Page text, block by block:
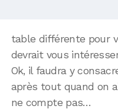
table différente pour
devrait vous
Ok, il faudra y
après tout quand on
ne compte pas…